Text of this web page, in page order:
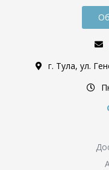
г. Тула, ул.